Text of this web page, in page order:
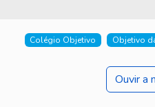
Colégio Objetivo Objetivo
Ouvir a